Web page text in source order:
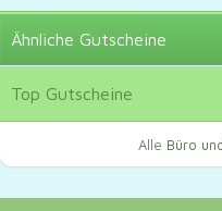
Ähnliche Gutscheine
Top Gutscheine
Alle Büro